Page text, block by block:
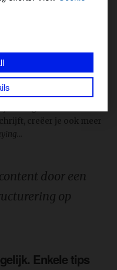
zoekmachine. Hoef je
en bedrijfscultuur
inzicht en expertise zijn
creëer je ook meer
door een
op
Enkele tips